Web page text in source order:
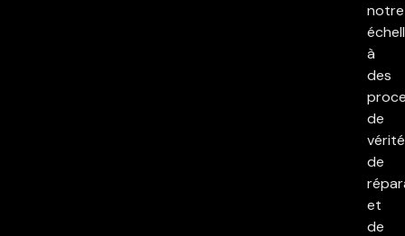
notre
à
des
de
de
et
de